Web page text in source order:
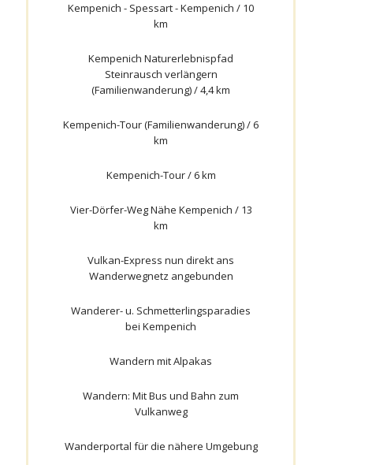
Kempenich - Spessart - Kempenich / 10
km
Kempenich Naturerlebnispfad
Steinrausch verlängern
(Familienwanderung) / 4,4 km
Kempenich-Tour (Familienwanderung) / 6
km
Kempenich-Tour / 6 km
Vier-Dörfer-Weg Nähe Kempenich / 13
km
Vulkan-Express nun direkt ans
Wanderwegnetz angebunden
Wanderer- u. Schmetterlingsparadies
bei Kempenich
Wandern mit Alpakas
Wandern: Mit Bus und Bahn zum
Vulkanweg
Wanderportal für die nähere Umgebung